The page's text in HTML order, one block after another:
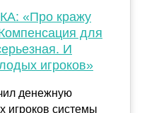
«Про кражу
для
И
игроков»
денежную
игроков системы